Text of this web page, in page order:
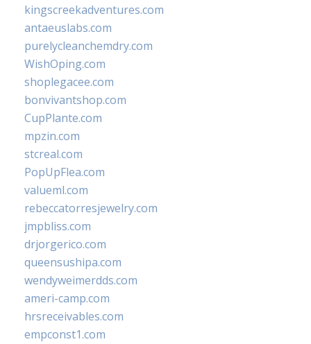
kingscreekadventures.com
antaeuslabs.com
purelycleanchemdry.com
WishOping.com
shoplegacee.com
bonvivantshop.com
CupPlante.com
mpzin.com
stcreal.com
PopUpFlea.com
valueml.com
rebeccatorresjewelry.com
jmpbliss.com
drjorgerico.com
queensushipa.com
wendyweimerdds.com
ameri-camp.com
hrsreceivables.com
empconst1.com